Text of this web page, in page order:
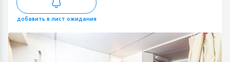
добавить в лист ожидания